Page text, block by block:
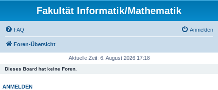
Fakultät Informatik/Mathematik
FAQ Anmelden
Foren-Übersicht
Aktuelle Zeit: 6. August 2026 17:18
Dieses Board hat keine Foren.
ANMELDEN